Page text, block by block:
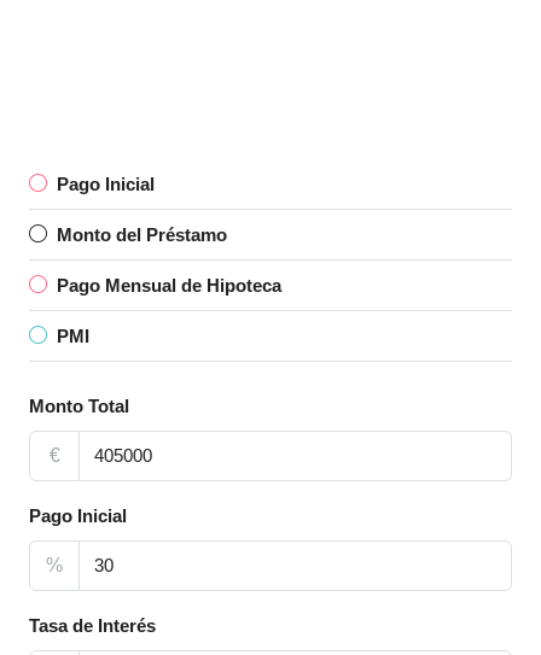
Pago Inicial
Monto del Préstamo
Pago Mensual de Hipoteca
PMI
Monto Total
€
Pago Inicial
%
Tasa de Interés